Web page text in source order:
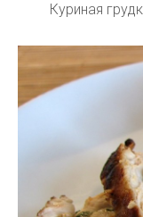
Куриная